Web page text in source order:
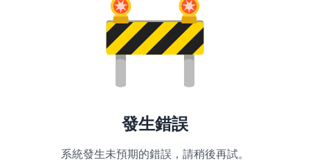
發生錯誤
系統發生未預期的錯誤，請稍後再試。